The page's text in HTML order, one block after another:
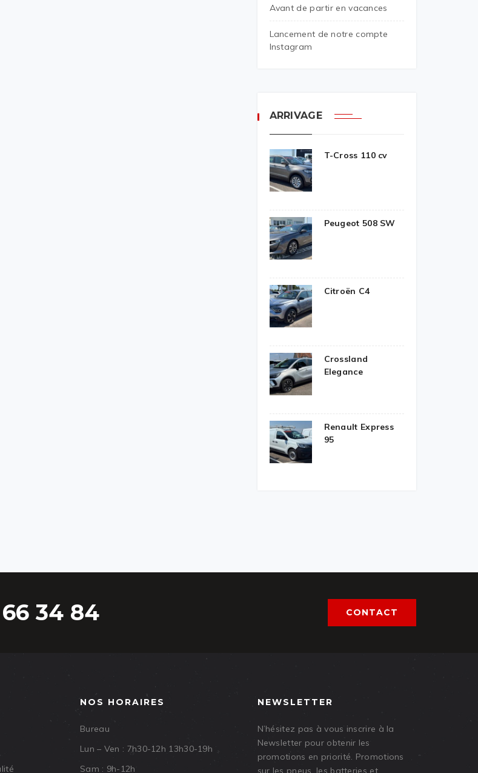
Avant de partir en vacances
Lancement de notre compte
Instagram
ARRIVAGE
T-Cross 110 cv
Peugeot 508 SW
Citroën C4
Crossland
Elegance
Renault Express
95
34 84 CONTACT
NOS HORAIRES
Bureau
Lun – Ven : 7h30-12h 13h30-19h
Sam : 9h-12h
NEWSLETTER
N’hésitez pas à vous inscrire à la
Newsletter pour obtenir les
promotions en priorité. Promotions
sur les pneus, les batteries et